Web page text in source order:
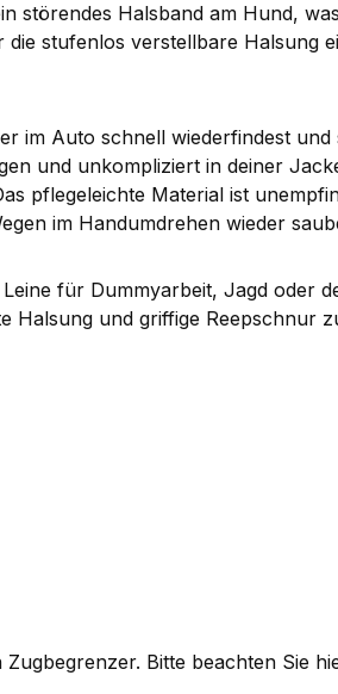
störendes Halsband am Hund,
stufenlos verstellbare Halsung
im Auto schnell wiederfindest
und unkompliziert in deiner
pflegeleichte Material ist
im Handumdrehen wieder
für Dummyarbeit, Jagd oder
und griffige Reepschnur
Bitte beachten Sie